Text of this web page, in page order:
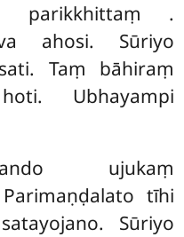
parikkhittaṃ .
ahosi. Sūriyo
Taṃ bāhiraṃ
Ubhayampi
ujukaṃ
tīhi
Sūriyo